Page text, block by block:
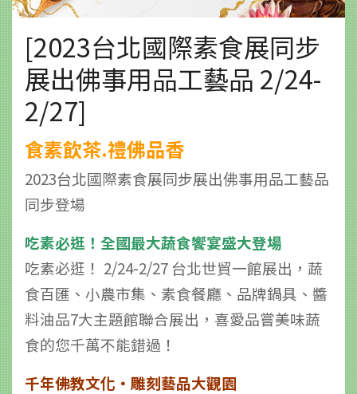
[2023台北國際素食展同步
展出佛事用品工藝品 2/24-
2/27]
食素飲茶.禮佛品香
2023台北國際素食展同步展出佛事用品工藝品
同步登場
吃素必逛！全國最大蔬食饗宴盛大登場
吃素必逛！ 2/24-2/27 台北世貿一館展出，蔬
食百匯、小農市集、素食餐廳、品牌鍋具、醬
料油品7大主題館聯合展出，喜愛品嘗美味蔬
食的您千萬不能錯過！
千年佛教文化‧雕刻藝品大觀園